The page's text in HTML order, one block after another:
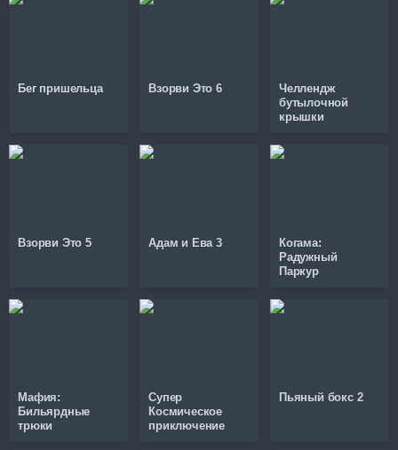
Бег пришельца Взорви Это 6
Челлендж
бутылочной
крышки
Взорви Это 5 Адам и Ева 3
Когама:
Радужный
Паркур
Мафия:
Бильярдные
трюки
Супер
Космическое
приключение
Пьяный бокс 2